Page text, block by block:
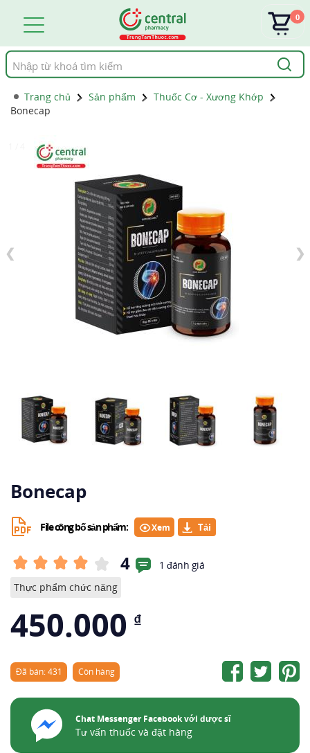
Tìm
kiếm
0
Trang chủ Sản phẩm
Thuốc Cơ - Xương Khớp
Bonecap
❮ ❯
Bonecap
File công bố sản phẩm: Xem
4
1 đánh giá
Thực phẩm chức năng
450.000 ₫
Đã bán: 431 Còn hàng
Chat Messenger Facebook với dược sĩ
Tư vấn thuốc và đặt hàng